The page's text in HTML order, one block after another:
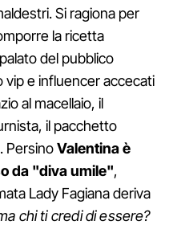
Si ragiona per
la ricetta
del pubblico
vip e influencer accecati
al macellaio, il
il pacchetto
PersinoValentina è
da "diva umile",
Lady Fagiana deriva
chi ti credi di essere?